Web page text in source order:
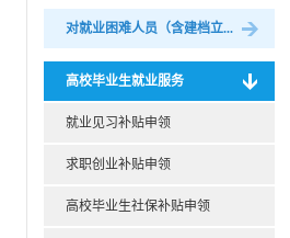
对就业困难人员（含建档立...
高校毕业生就业服务
就业见习补贴申领
求职创业补贴申领
高校毕业生社保补贴申领